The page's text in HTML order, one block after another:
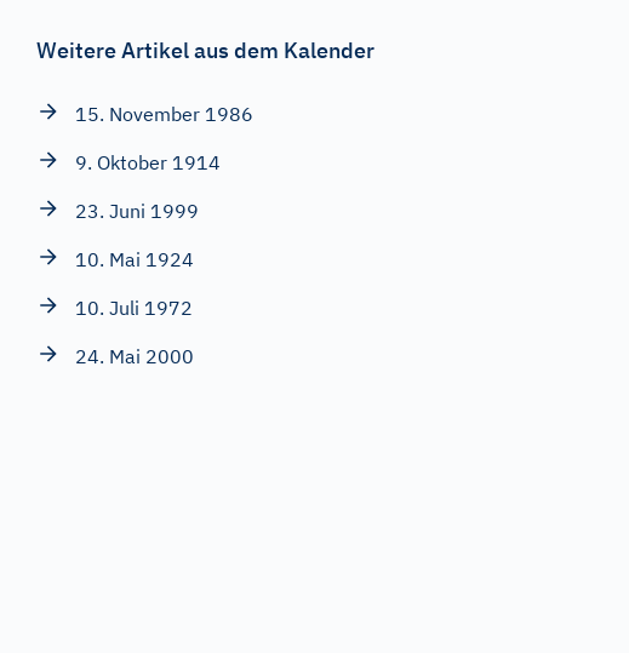
Weitere Artikel aus dem Kalender
15. November 1986
9. Oktober 1914
23. Juni 1999
10. Mai 1924
10. Juli 1972
24. Mai 2000